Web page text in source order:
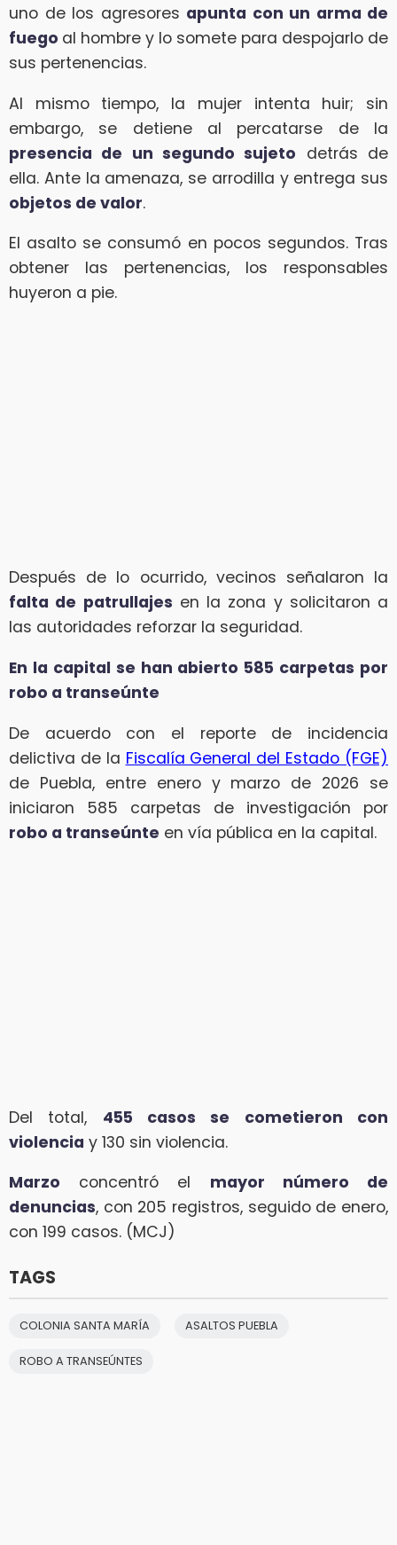
uno de los agresores apunta con un arma de
fuego al hombre y lo somete para despojarlo de
sus pertenencias.
Al mismo tiempo, la mujer intenta huir; sin
embargo, se detiene al percatarse de la
presencia de un segundo sujeto detrás de
ella. Ante la amenaza, se arrodilla y entrega sus
objetos de valor.
El asalto se consumó en pocos segundos. Tras
obtener las pertenencias, los responsables
huyeron a pie.
Después de lo ocurrido, vecinos señalaron la
falta de patrullajes en la zona y solicitaron a
las autoridades reforzar la seguridad.
En la capital se han abierto 585 carpetas por
robo a transeúnte
De acuerdo con el reporte de incidencia
delictiva de la Fiscalía General del Estado (FGE)
de Puebla, entre enero y marzo de 2026 se
iniciaron 585 carpetas de investigación por
robo a transeúnte en vía pública en la capital.
Del total, 455 casos se cometieron con
violencia y 130 sin violencia.
Marzo concentró el mayor número de
denuncias, con 205 registros, seguido de enero,
con 199 casos. (MCJ)
TAGS
COLONIA SANTA MARÍA ASALTOS PUEBLA
ROBO A TRANSEÚNTES